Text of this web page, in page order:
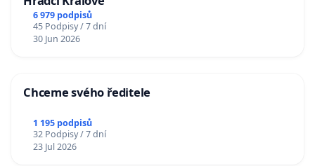
6 979 podpisů
45 Podpisy / 7 dní
30 Jun 2026
Chceme svého ředitele
1 195 podpisů
32 Podpisy / 7 dní
23 Jul 2026